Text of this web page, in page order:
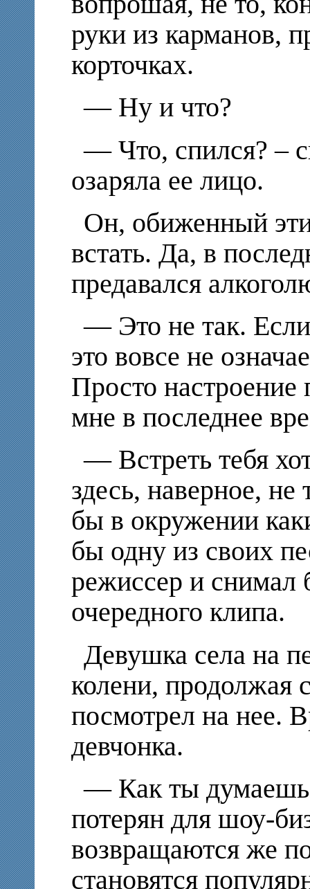
руки из карманов,
корточках.
— Ну и что?
— Что, спился? –
озаряла ее лицо.
Он, обиженный
встать. Да, в
предавался
— Это не так.
это вовсе не
Просто настроение
мне в последнее
— Встреть тебя
здесь, наверное,
бы в окружении
бы одну из своих
режиссер и снимал
очередного клипа.
Девушка села на
колени, продолжая
посмотрел на нее.
девчонка.
— Как ты
потерян для шоу-
возвращаются же
становятся